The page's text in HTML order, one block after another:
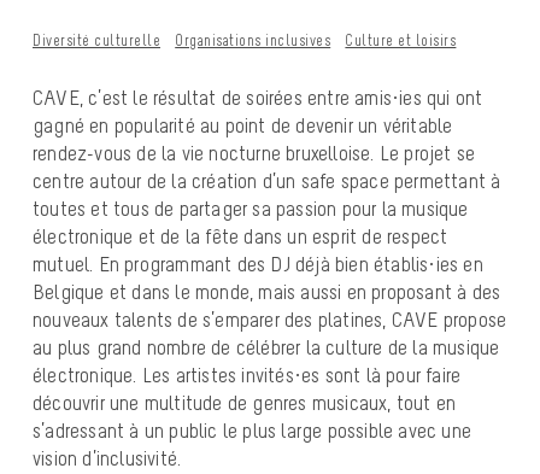
Diversité culturelle Organisations inclusives Culture et loisirs
CAVE, c’est le résultat de soirées entre amis·ies qui ont
gagné en popularité au point de devenir un véritable
rendez-vous de la vie nocturne bruxelloise. Le projet se
centre autour de la création d’un safe space permettant à
toutes et tous de partager sa passion pour la musique
électronique et de la fête dans un esprit de respect
mutuel. En programmant des DJ déjà bien établis·ies en
Belgique et dans le monde, mais aussi en proposant à des
nouveaux talents de s’emparer des platines, CAVE propose
au plus grand nombre de célébrer la culture de la musique
électronique. Les artistes invités·es sont là pour faire
découvrir une multitude de genres musicaux, tout en
s’adressant à un public le plus large possible avec une
vision d’inclusivité.